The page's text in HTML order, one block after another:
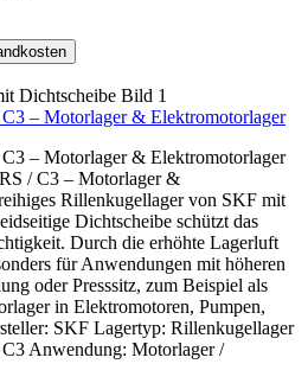
– Motorlager & Elektromotorlager
– Motorlager & Elektromotorlager
/ C3 – Motorlager &
Rillenkugellager von SKF mit
Dichtscheibe schützt das
Durch die erhöhte Lagerluft
für Anwendungen mit höheren
oder Presssitz, zum Beispiel als
in Elektromotoren, Pumpen,
SKF Lagertyp: Rillenkugellager
Anwendung: Motorlager /